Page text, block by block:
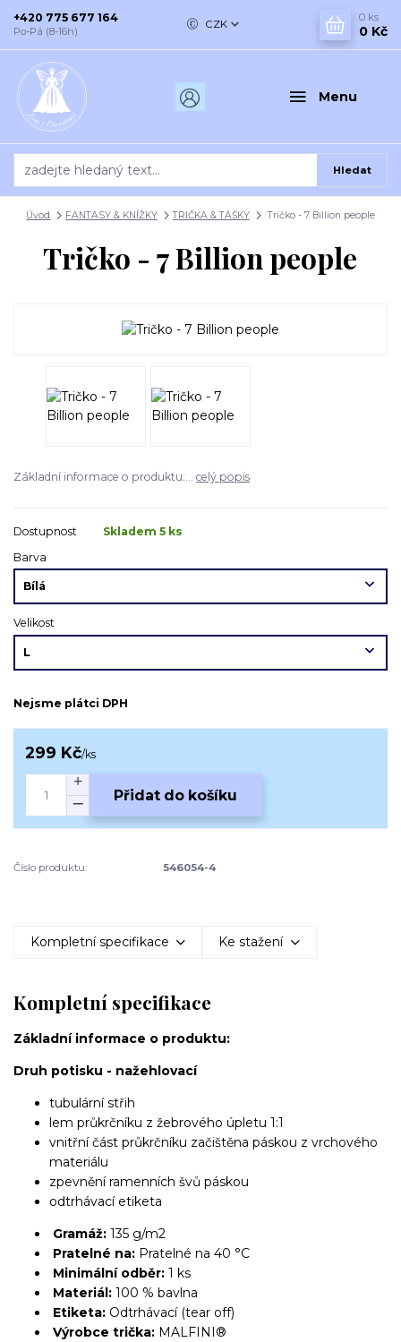
Menu
CZK
Hledat
+420 775 677 164
Po-Pá (8-16h)
0 ks
0 Kč
Úvod FANTASY & KNÍŽKY TRIČKA & TAŠKY Tričko - 7 Billion people
Tričko - 7 Billion people
Základní informace o produktu:... celý popis
Dostupnost
Skladem 5 ks
Barva
Velikost
Nejsme plátci DPH
299 Kč/ks
Přidat do košíku
Číslo produktu: 546054-4
Kompletní specifikace Ke stažení
Kompletní specifikace
Základní informace o produktu:
Druh potisku - nažehlovací
tubulární střih
lem průkrčníku z žebrového úpletu 1:1
vnitřní část průkrčníku začištěna páskou z vrchového
materiálu
zpevnění ramenních švů páskou
odtrhávací etiketa
Gramáž: 135 g/m2
Pratelné na: Pratelné na 40 °C
Minimální odběr: 1 ks
Materiál: 100 % bavlna
Etiketa: Odtrhávací (tear off)
Výrobce trička: MALFINI®